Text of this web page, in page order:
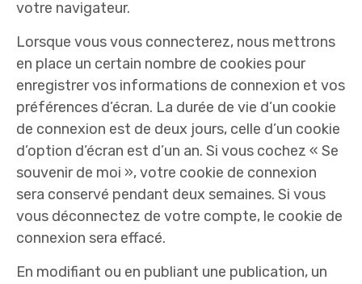
votre navigateur.
Lorsque vous vous connecterez, nous mettrons
en place un certain nombre de cookies pour
enregistrer vos informations de connexion et vos
préférences d’écran. La durée de vie d’un cookie
de connexion est de deux jours, celle d’un cookie
d’option d’écran est d’un an. Si vous cochez « Se
souvenir de moi », votre cookie de connexion
sera conservé pendant deux semaines. Si vous
vous déconnectez de votre compte, le cookie de
connexion sera effacé.
En modifiant ou en publiant une publication, un